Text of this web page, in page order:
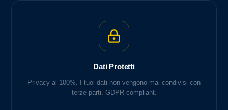
Dati Protetti
Privacy al 100%. I tuoi dati non vengono mai condivisi con
terze parti. GDPR compliant.